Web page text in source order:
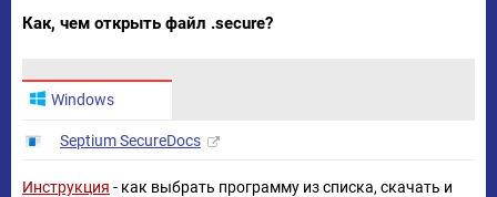
Как, чем открыть файл .secure?
Windows
Septium SecureDocs
Инструкция - как выбрать программу из списка, скачать и